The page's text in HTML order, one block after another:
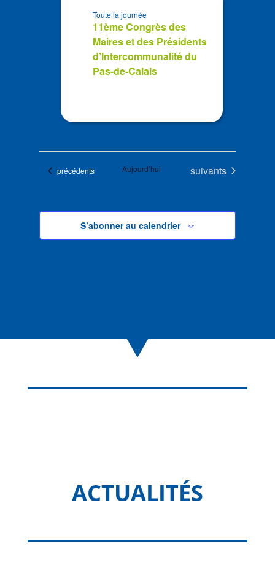
11ème Congrès des
Maires et des Présidents
d’Intercommunalité du
Pas-de-Calais
Toute la journée
Évènements
précédents Aujourd’hui Évènements
suivants
S’abonner au calendrier
ACTUALITÉS